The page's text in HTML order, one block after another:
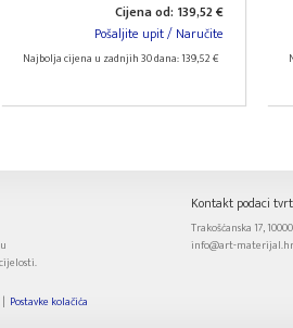
Cijena od: 139,52 €
Pošaljite upit / Naručite
Najbolja cijena u zadnjih 30 dana: 139,52 €
Kontakt podaci
Trakošćanska 17,
info@art-materijal.hr
| Postavke kolačića